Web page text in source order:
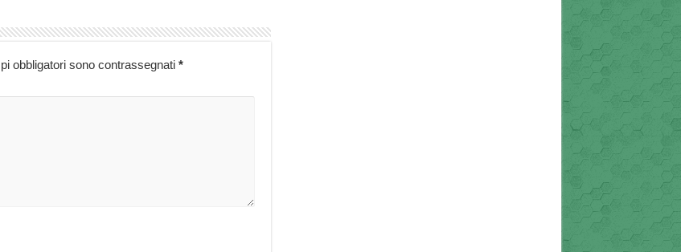
obbligatori sono contrassegnati *